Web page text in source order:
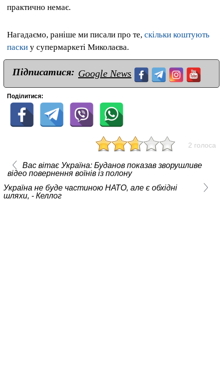
практично немає.
Нагадаємо, раніше ми писали про те, скільки коштують
паски у супермаркеті Миколаєва.
Підписатися: Google News
Поділитися:
2 голоса
Вас вітає Україна: Буданов показав зворушливе
відео повернення воїнів із полону
Україна не буде частиною НАТО, але є обхідні
шляхи, - Келлог